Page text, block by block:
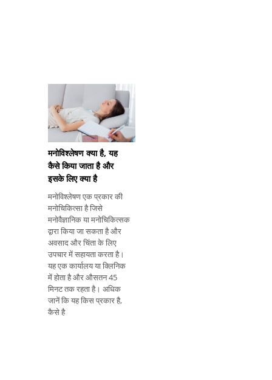
मनोविश्लेषण क्या है, यह
कैसे किया जाता है और
इसके लिए क्या है
मनोविश्लेषण एक प्रकार की
मनोचिकित्सा है जिसे
मनोवैज्ञानिक या मनोचिकित्सक
द्वारा किया जा सकता है और
अवसाद और चिंता के लिए
उपचार में सहायता करता है।
यह एक कार्यालय या क्लिनिक
में होता है और औसतन 45
मिनट तक रहता है। अधिक
जानें कि यह किस प्रकार है,
कैसे है